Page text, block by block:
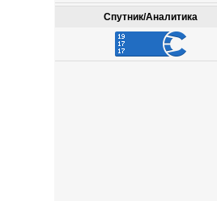
Спутник/Аналитика